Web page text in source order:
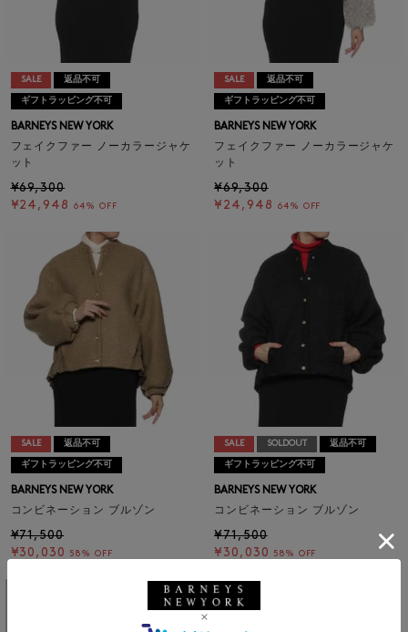
SALE 返品不可
ギフトラッピング不可
BARNEYS NEW YORK
フェイクファー ノーカラージャケ
ット
¥69,300
¥24,948
64% OFF
SALE 返品不可
ギフトラッピング不可
BARNEYS NEW YORK
フェイクファー ノーカラージャケ
ット
¥69,300
¥24,948
64% OFF
SALE 返品不可
ギフトラッピング不可
BARNEYS NEW YORK
コンビネーション ブルゾン
¥71,500
¥30,030
58% OFF
SALE SOLDOUT 返品不可
ギフトラッピング不可
BARNEYS NEW YORK
コンビネーション ブルゾン
¥71,500
¥30,030
58% OFF